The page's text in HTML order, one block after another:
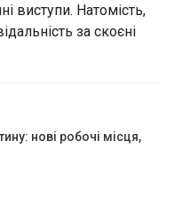
виступи. Натомість,
за скоєні
нові робочі місця,